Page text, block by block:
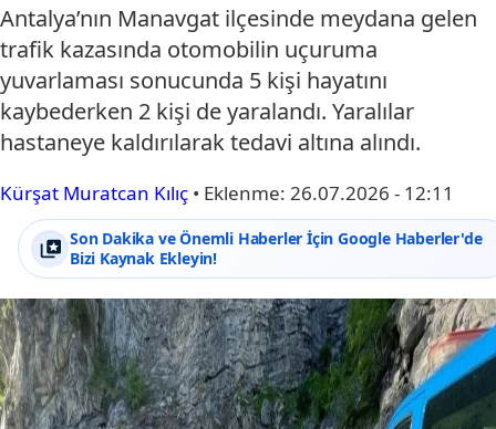
Antalya’nın Manavgat ilçesinde meydana gelen
trafik kazasında otomobilin uçuruma
yuvarlaması sonucunda 5 kişi hayatını
kaybederken 2 kişi de yaralandı. Yaralılar
hastaneye kaldırılarak tedavi altına alındı.
Kürşat Muratcan Kılıç • Eklenme: 26.07.2026 - 12:11
Son Dakika ve Önemli Haberler İçin Google Haberler'de
Bizi Kaynak Ekleyin!